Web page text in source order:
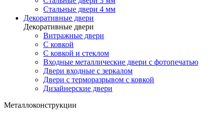
Стальные двери 4 мм
Декоративные двери
Декоративные двери
Витражные двери
С ковкой
С ковкой и стеклом
Входные металлические двери с фотопечатью
Двери входные с зеркалом
Двери с терморазрывом с ковкой
Дизайнерские двери
Металлоконструкции